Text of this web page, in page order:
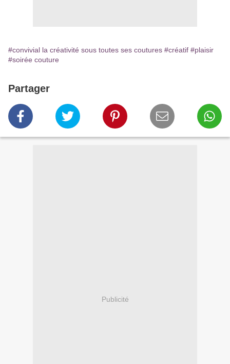
#convivial la créativité sous toutes ses coutures #créatif #plaisir
#soirée couture
Partager
Publicité